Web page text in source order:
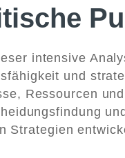
intensive
und
Ressourcen
Strategien